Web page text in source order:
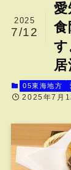
2025
7/12
05東海地方
2025年7月